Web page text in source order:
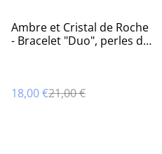
%
Ambre et Cristal de Roche
- Bracelet "Duo", perles de
18,00 €21,00 €